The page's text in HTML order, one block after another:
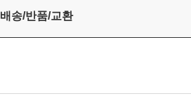
배송/반품/교환